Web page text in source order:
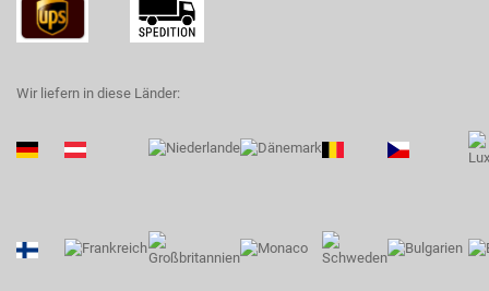
Wir liefern in diese Länder: